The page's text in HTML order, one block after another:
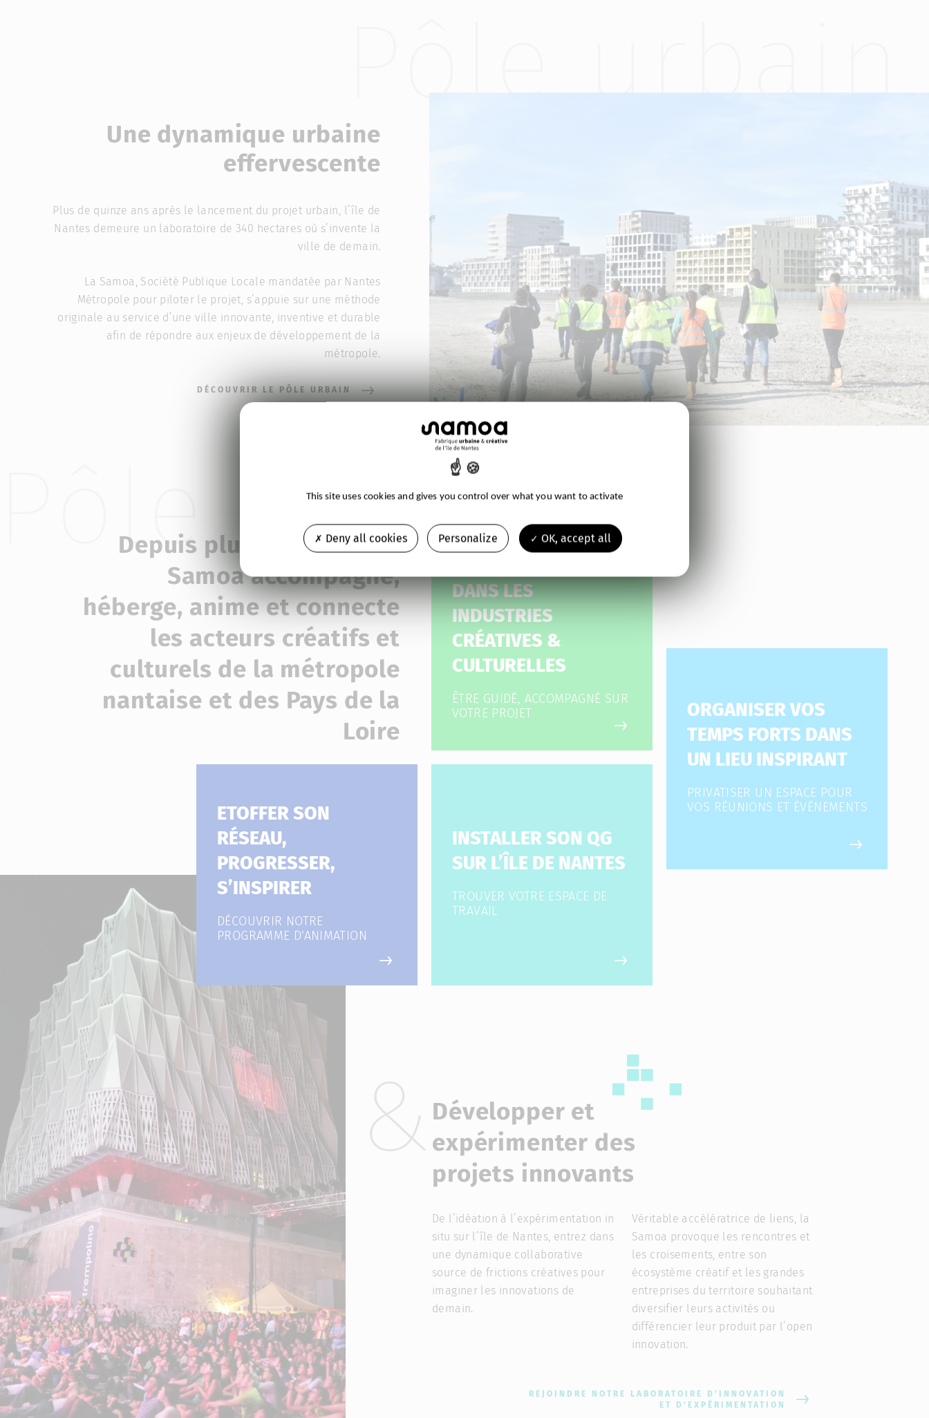
Pôle urbain
Une dynamique urbaine
effervescente
Plus de quinze ans après le lancement du projet urbain, l’île de
Nantes demeure un laboratoire de 340 hectares où s’invente la
ville de demain.
La Samoa, Société Publique Locale mandatée par Nantes
Métropole pour piloter le projet, s’appuie sur une méthode
originale au service d’une ville innovante, inventive et durable
afin de répondre aux enjeux de développement de la
métropole.
DÉCOUVRIR LE PÔLE URBAIN
éco
Depuis plus de 10 ans, la
Samoa accompagne,
héberge, anime et connecte
les acteurs créatifs et
culturels de la métropole
nantaise et des Pays de la
Loire
DANS LES
INDUSTRIES
CRÉATIVES &
CULTURELLES
ÊTRE GUIDÉ, ACCOMPAGNÉ SUR
VOTRE PROJET
ORGANISER VOS
TEMPS FORTS DANS
UN LIEU INSPIRANT
PRIVATISER UN ESPACE POUR
VOS RÉUNIONS ET ÉVÉNEMENTS
INSTALLER SON QG
SUR L’ÎLE DE NANTES
TROUVER VOTRE ESPACE DE
TRAVAIL
ETOFFER SON
RÉSEAU,
PROGRESSER,
S’INSPIRER
DÉCOUVRIR NOTRE
PROGRAMME D’ANIMATION
Développer et
expérimenter des
projets innovants
De l’idéation à l’expérimentation in
situ sur l’île de Nantes, entrez dans
une dynamique collaborative
source de frictions créatives pour
imaginer les innovations de
demain.
Véritable accélératrice de liens, la
Samoa provoque les rencontres et
les croisements, entre son
écosystème créatif et les grandes
entreprises du territoire souhaitant
diversifier leurs activités ou
différencier leur produit par l’open
innovation.
REJOINDRE NOTRE LABORATOIRE D’INNOVATION
ET D’EXPÉRIMENTATION
This site uses cookies and gives you control over what you want to activate
OK, accept all
Deny all cookies Personalize